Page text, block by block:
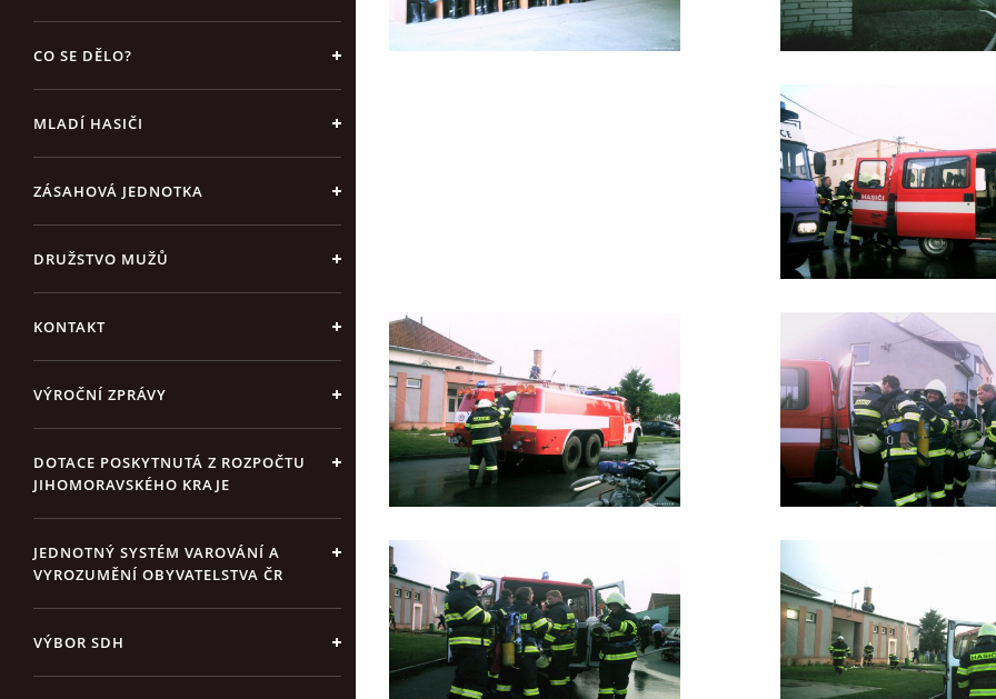
CO SE DĚLO?
MLADÍ HASIČI
ZÁSAHOVÁ JEDNOTKA
DRUŽSTVO MUŽŮ
KONTAKT
VÝROČNÍ ZPRÁVY
DOTACE POSKYTNUTÁ Z ROZPOČTU
JIHOMORAVSKÉHO KRAJE
JEDNOTNÝ SYSTÉM VAROVÁNÍ A
VYROZUMĚNÍ OBYVATELSTVA ČR
VÝBOR SDH